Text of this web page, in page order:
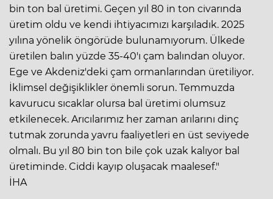
bin ton bal üretimi. Geçen yıl 80 in ton civarında
üretim oldu ve kendi ihtiyacımızı karşıladık. 2025
yılına yönelik öngörüde bulunamıyorum. Ülkede
üretilen balın yüzde 35-40'ı çam balından oluyor.
Ege ve Akdeniz'deki çam ormanlarından üretiliyor.
İklimsel değişiklikler önemli sorun. Temmuzda
kavurucu sıcaklar olursa bal üretimi olumsuz
etkilenecek. Arıcılarımız her zaman arılarını dinç
tutmak zorunda yavru faaliyetleri en üst seviyede
olmalı. Bu yıl 80 bin ton bile çok uzak kalıyor bal
üretiminde. Ciddi kayıp oluşacak maalesef."
İHA